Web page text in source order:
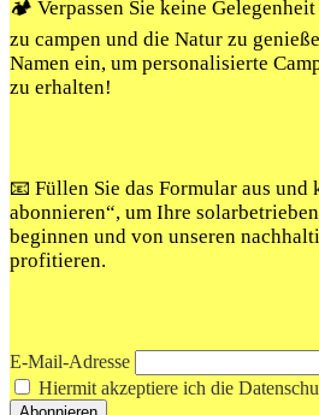
🏕️ Verpassen Sie keine
zu campen und die Natur zu
Namen ein, um personalisierte
zu erhalten!
📧 Füllen Sie das Formular aus und
abonnieren“, um Ihre
beginnen und von unseren
profitieren.
E-Mail-Adresse
Hiermit akzeptiere ich die